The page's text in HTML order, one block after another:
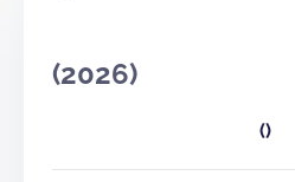
(2026)
()